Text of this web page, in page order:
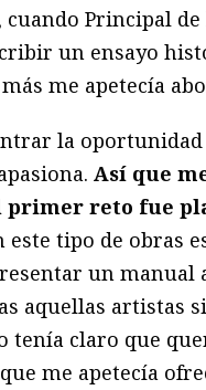
Principal
un ensayo
me apetecía
la
Así que
primer reto fue
este tipo de obras
un manual
aquellas artistas
tenía claro que
me apetecía